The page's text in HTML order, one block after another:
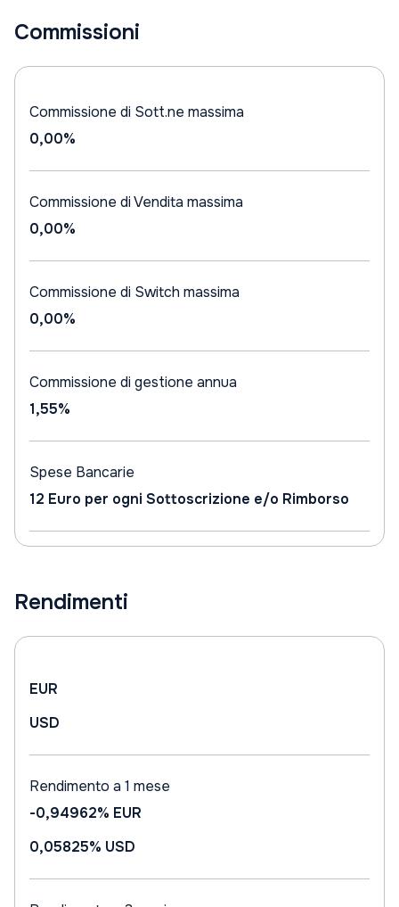
Commissioni
Commissione di Sott.ne massima
0,00%
Commissione di Vendita massima
0,00%
Commissione di Switch massima
0,00%
Commissione di gestione annua
1,55%
Spese Bancarie
12 Euro per ogni Sottoscrizione e/o Rimborso
Rendimenti
EUR
USD
Rendimento a 1 mese
-0,94962% EUR
0,05825% USD